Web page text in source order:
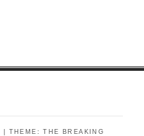
THEME: THE BREAKING